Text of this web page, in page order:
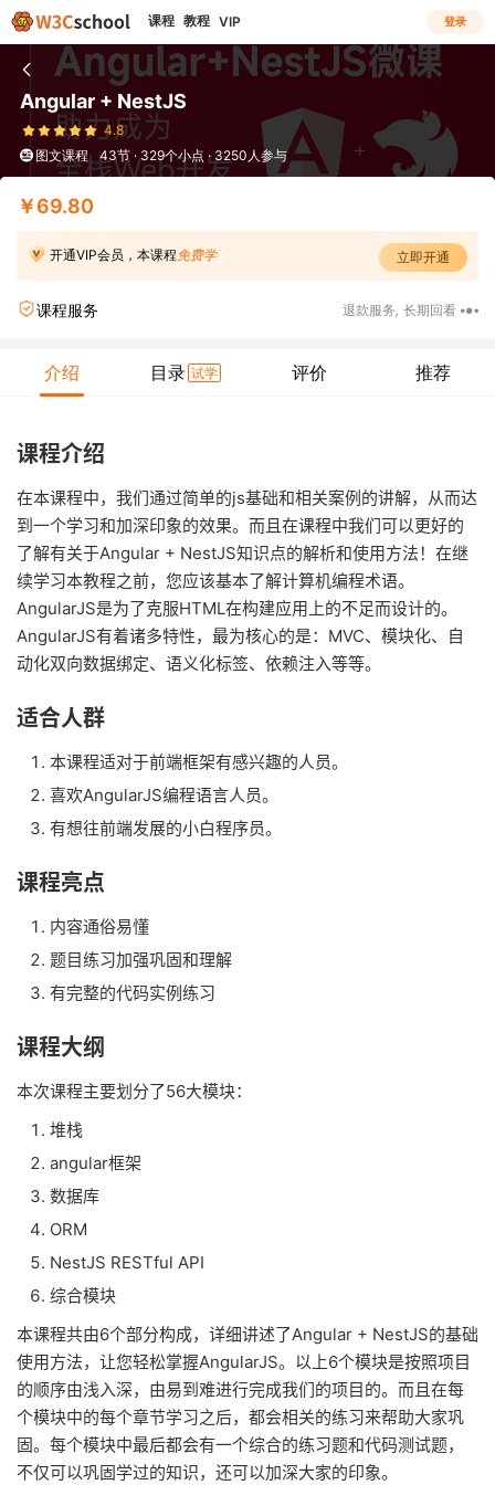
课程 教程 VIP 登录
Angular + NestJS
4.8
图文课程
43节 · 329个小点 · 3250人参与
￥69.80
开通VIP会员，本课程 免费学 立即开通
课程服务 退款服务 长期回看
介绍 目录 试学 评价 推荐
课程介绍
在本课程中，我们通过简单的js基础和相关案例的讲解，从而达
到一个学习和加深印象的效果。而且在课程中我们可以更好的
了解有关于Angular + NestJS知识点的解析和使用方法！在继
续学习本教程之前，您应该基本了解计算机编程术语。
AngularJS是为了克服HTML在构建应用上的不足而设计的。
AngularJS有着诸多特性，最为核心的是：MVC、模块化、自
动化双向数据绑定、语义化标签、依赖注入等等。
适合人群
本课程适对于前端框架有感兴趣的人员。
喜欢AngularJS编程语言人员。
有想往前端发展的小白程序员。
课程亮点
内容通俗易懂
题目练习加强巩固和理解
有完整的代码实例练习
课程大纲
本次课程主要划分了56大模块：
堆栈
angular框架
数据库
ORM
NestJS RESTful API
综合模块
本课程共由6个部分构成，详细讲述了Angular + NestJS的基础
使用方法，让您轻松掌握AngularJS。以上6个模块是按照项目
的顺序由浅入深，由易到难进行完成我们的项目的。而且在每
个模块中的每个章节学习之后，都会相关的练习来帮助大家巩
固。每个模块中最后都会有一个综合的练习题和代码测试题，
不仅可以巩固学过的知识，还可以加深大家的印象。